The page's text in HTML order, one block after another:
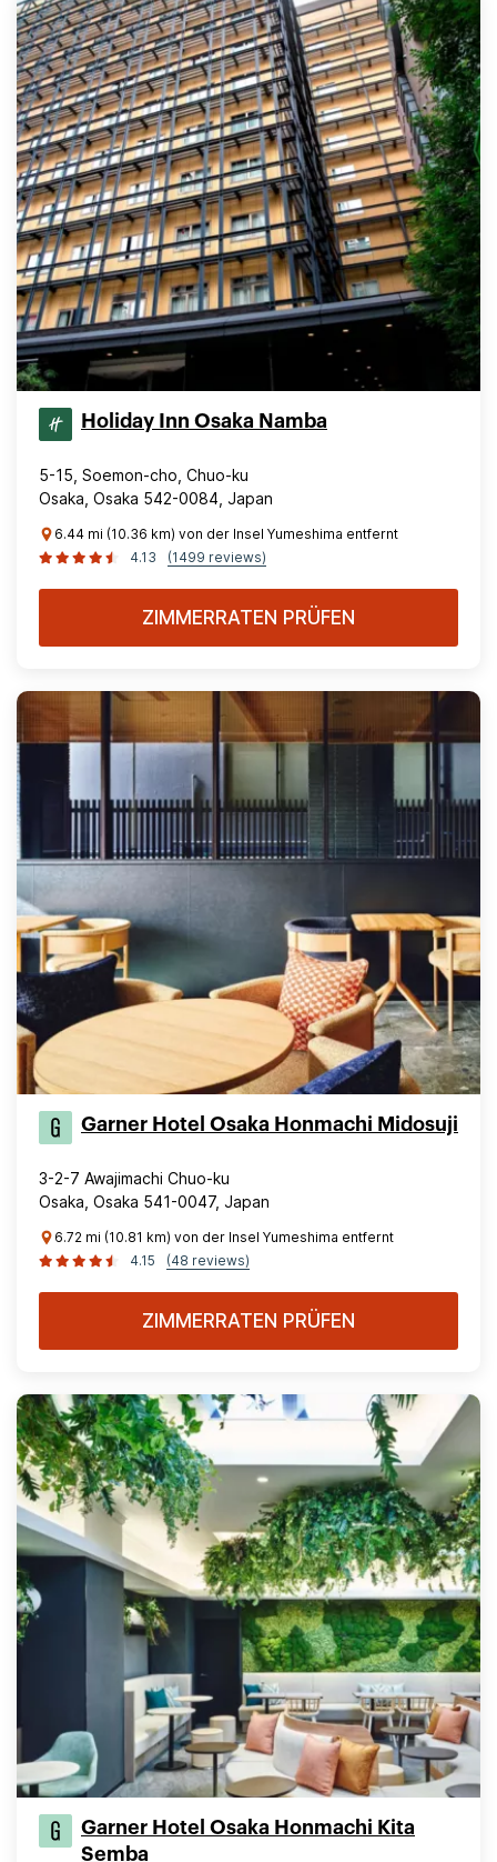
Holiday Inn Osaka Namba
5-15, Soemon-cho, Chuo-ku
Osaka, Osaka 542-0084, Japan
6.44 mi (10.36 km) von der Insel Yumeshima entfernt
4.13
(1499 reviews)
ZIMMERRATEN PRÜFEN
Garner Hotel Osaka Honmachi Midosuji
3-2-7 Awajimachi Chuo-ku
Osaka, Osaka 541-0047, Japan
6.72 mi (10.81 km) von der Insel Yumeshima entfernt
4.15
(48 reviews)
ZIMMERRATEN PRÜFEN
Garner Hotel Osaka Honmachi Kita
Semba